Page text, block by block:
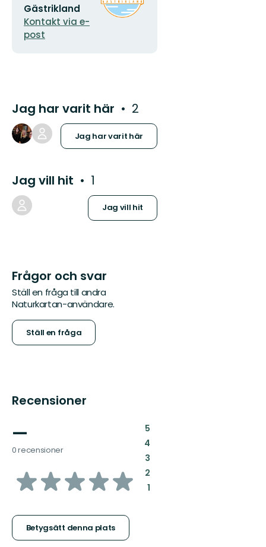
Gästrikland
Kontakt via e-
post
Jag har varit här 2
Jag har varit här
Jag vill hit 1
Jag vill hit
Frågor och svar
Ställ en fråga till andra
Naturkartan-användare.
Ställ en fråga
Recensioner
—
0 recensioner
av
stjärnor
Betygsätt denna plats
5:
4:
3:
2:
1: